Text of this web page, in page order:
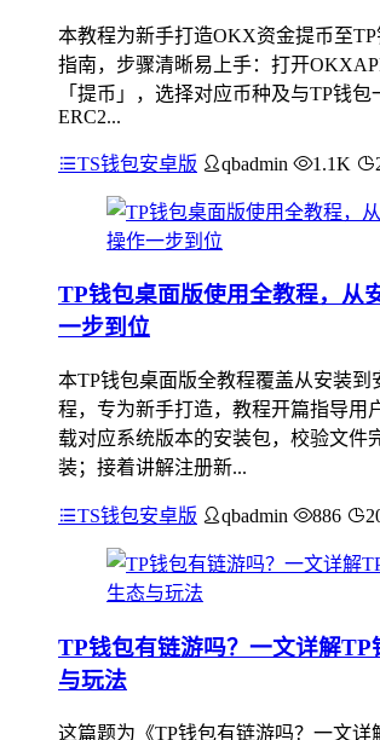
本教程为新手打造OKX资金提币至
指南，步骤清晰易上手：打开
「提币」，选择对应币种及与TP钱包
ERC2...
TS钱包安卓版 qbadmin 1.1K
TP钱包桌面版使用全教程，从
一步到位
本TP钱包桌面版全教程覆盖从安装到
程，专为新手打造，教程开篇指导用
载对应系统版本的安装包，校验文件
装；接着讲解注册新...
TS钱包安卓版 qbadmin 886
TP钱包有链游吗？一文详解TP
与玩法
这篇题为《TP钱包有链游吗？一文详